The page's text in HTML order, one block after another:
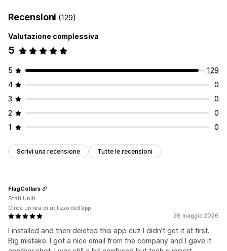
Recensioni (129)
Valutazione complessiva
5
5
129
4
0
3
0
2
0
1
0
Scrivi una recensione Tutte le recensioni
26 maggio 2026
I installed and then deleted this app cuz I didn't get it at first.
Big mistake. I got a nice email from the company and I gave it
FlagCollars
Stati Uniti
Circa un'ora di utilizzo dell’app